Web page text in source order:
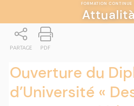
FORMATION CONTINUE
PARTAGE PDF
Ouverture du
d’Université «